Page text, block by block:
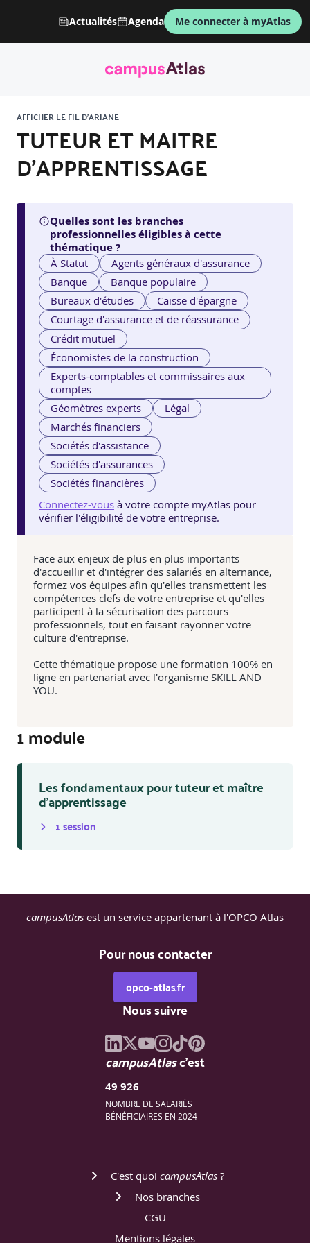
Actualités Agenda Me connecter à myAtlas
AFFICHER LE FIL D'ARIANE
TUTEUR ET MAITRE
D'APPRENTISSAGE
Quelles sont les branches
professionnelles éligibles à cette
thématique ?
À Statut
Agents généraux d'assurance
Banque
Banque populaire
Bureaux d'études
Caisse d'épargne
Courtage d'assurance et de réassurance
Crédit mutuel
Économistes de la construction
Experts-comptables et commissaires aux
comptes
Géomètres experts
Légal
Marchés financiers
Sociétés d'assistance
Sociétés d'assurances
Sociétés financières
Connectez-vous à votre compte myAtlas pour
vérifier l'éligibilité de votre entreprise.
Face aux enjeux de plus en plus importants
d'accueillir et d'intégrer des salariés en alternance,
formez vos équipes afin qu'elles transmettent les
compétences clefs de votre entreprise et qu'elles
participent à la sécurisation des parcours
professionnels, tout en faisant rayonner votre
culture d'entreprise.
Cette thématique propose une formation 100% en
ligne en partenariat avec l'organisme SKILL AND
YOU.
1module
Les fondamentaux pour tuteur et maître
d'apprentissage
1session
campusAtlas est un service appartenant à l'OPCO Atlas
Pour nous contacter
opco-atlas.fr
Nous suivre
campusAtlasc'est
49 926
NOMBRE DE SALARIÉS
BÉNÉFICIAIRES EN 2024
C'est quoi campusAtlas ?
Nos branches
CGU
Mentions légales